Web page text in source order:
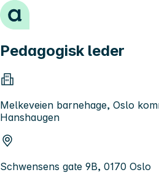
Hopp til innhold
Pedagogisk leder
Melkeveien barnehage, Oslo
Hanshaugen
Schwensens gate 9B, 0170 Oslo